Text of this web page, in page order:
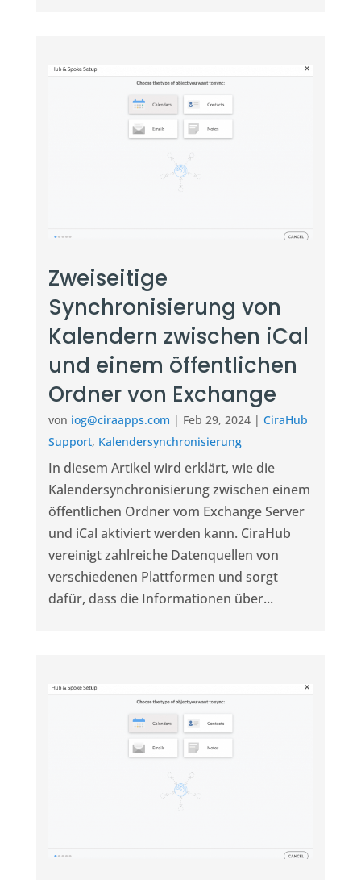
Zweiseitige
Synchronisierung von
Kalendern zwischen iCal
und einem öffentlichen
Ordner von Exchange
von iog@ciraapps.com | Feb 29, 2024| CiraHub
Support, Kalendersynchronisierung
In diesem Artikel wird erklärt, wie die
Kalendersynchronisierung zwischen einem
öffentlichen Ordner vom Exchange Server
und iCal aktiviert werden kann. CiraHub
vereinigt zahlreiche Datenquellen von
verschiedenen Plattformen und sorgt
dafür, dass die Informationen über...